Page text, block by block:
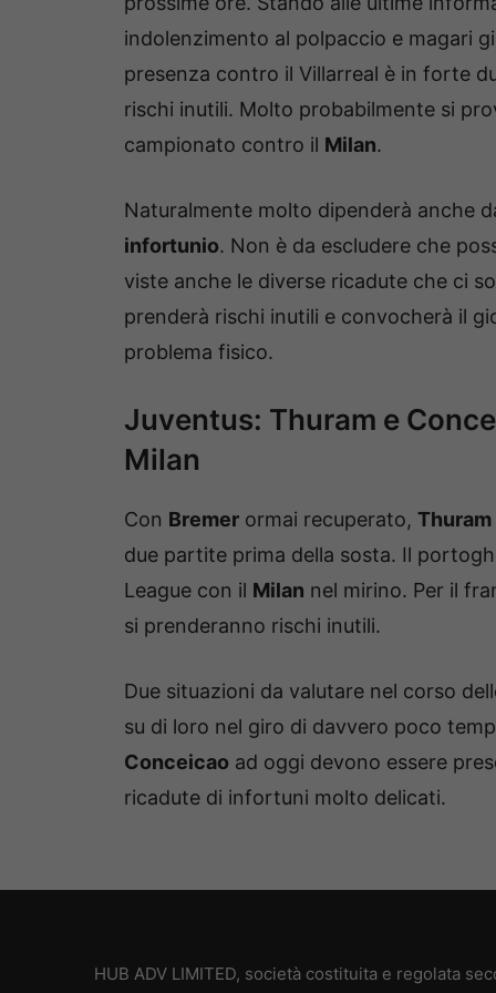
indolenzimento al polpaccio e magari
presenza contro il Villarreal è in forte
rischi inutili. Molto probabilmente si
campionato contro il Milan.
Naturalmente molto dipenderà anche
infortunio. Non è da escludere che
viste anche le diverse ricadute che ci
prenderà rischi inutili e convocherà il
problema fisico.
Juventus: Thuram e
Milan
Con Bremer ormai recuperato, Thuram
due partite prima della sosta. Il
League con il Milan nel mirino. Per il
si prenderanno rischi inutili.
Due situazioni da valutare nel corso
su di loro nel giro di davvero poco
Conceicao ad oggi devono essere
ricadute di infortuni molto delicati.
HUB ADV LIMITED, società costituita e regolata